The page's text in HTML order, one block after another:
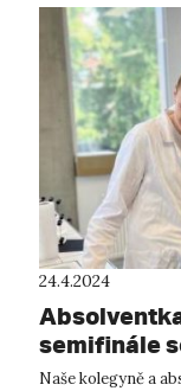
24.4.2024
semifinále
Prize
Naše kolegyně a